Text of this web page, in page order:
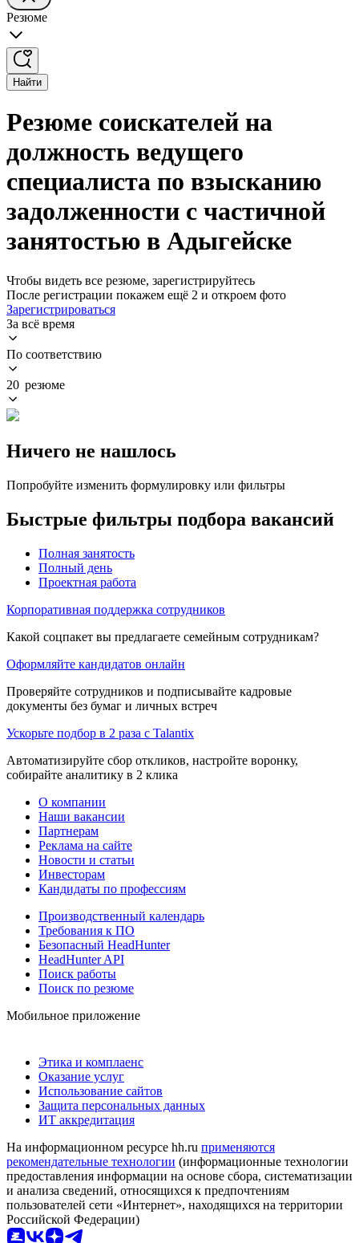
Резюме
Найти
Резюме соискателей на
должность ведущего
специалиста по взысканию
задолженности с частичной
занятостью в Адыгейске
Чтобы видеть все резюме, зарегистрируйтесь
После регистрации покажем ещё 2 и откроем фото
Зарегистрироваться
За всё время
По соответствию
20 резюме
Ничего не нашлось
Попробуйте изменить формулировку или фильтры
Быстрые фильтры подбора вакансий
Полная занятость
Полный день
Проектная работа
Корпоративная поддержка сотрудников
Какой соцпакет вы предлагаете семейным сотрудникам?
Оформляйте кандидатов онлайн
Проверяйте сотрудников и подписывайте кадровые
документы без бумаг и личных встреч
Ускорьте подбор в 2 раза с Talantix
Автоматизируйте сбор откликов, настройте воронку,
собирайте аналитику в 2 клика
О компании
Наши вакансии
Партнерам
Реклама на сайте
Новости и статьи
Инвесторам
Кандидаты по профессиям
Производственный календарь
Требования к ПО
Безопасный HeadHunter
HeadHunter API
Поиск работы
Поиск по резюме
Мобильное приложение
Этика и комплаенс
Оказание услуг
Использование сайтов
Защита персональных данных
ИТ аккредитация
На информационном ресурсе hh.ru применяются
рекомендательные технологии (информационные технологии
предоставления информации на основе сбора, систематизации
и анализа сведений, относящихся к предпочтениям
пользователей сети «Интернет», находящихся на территории
Российской Федерации)